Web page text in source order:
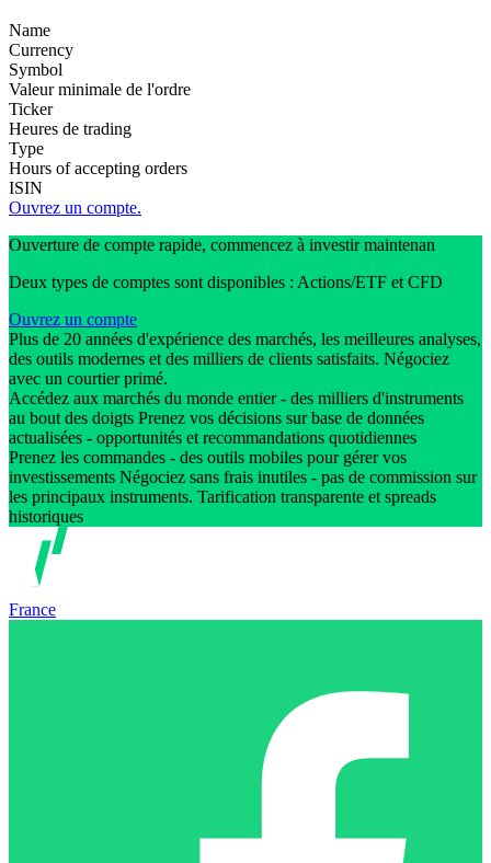
Name
Currency
Symbol
Valeur minimale de l'ordre
Ticker
Heures de trading
Type
Hours of accepting orders
ISIN
Ouvrez un compte.
Ouverture de compte rapide, commencez à investir maintenan
Deux types de comptes sont disponibles : Actions/ETF et CFD
Ouvrez un compte
Plus de 20 années d'expérience des marchés, les meilleures analyses,
des outils modernes et des milliers de clients satisfaits. Négociez
avec un courtier primé.
Accédez aux marchés du monde entier - des milliers d'instruments
au bout des doigts Prenez vos décisions sur base de données
actualisées - opportunités et recommandations quotidiennes
Prenez les commandes - des outils mobiles pour gérer vos
investissements Négociez sans frais inutiles - pas de commission sur
les principaux instruments. Tarification transparente et spreads
historiques
France